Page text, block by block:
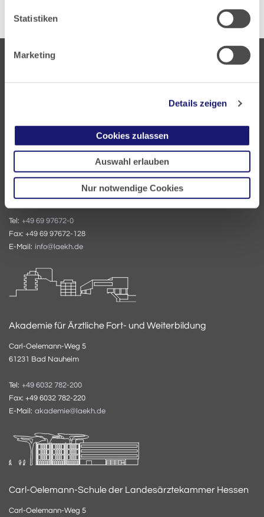
Statistiken
Marketing
Details zeigen
Cookies zulassen
Auswahl erlauben
Nur notwendige Cookies
Hanauer Landstraße 152
Postfach 60 05 66
60335 Frankfurt
Tel: +49 69 97672-0
Fax: +49 69 97672-128
E-Mail: info@laekh.de
Akademie für Ärztliche Fort- und Weiterbildung
Carl-Oelemann-Weg 5
61231 Bad Nauheim
Tel: +49 6032 782-200
Fax: +49 6032 782-220
E-Mail: akademie@laekh.de
Carl-Oelemann-Schule der Landesärztekammer Hessen
Carl-Oelemann-Weg 5